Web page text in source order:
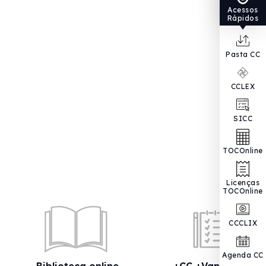
Acessos
Rápidos
Pasta CC
CCLEX
SICC
TOCOnline
Licenças
TOCOnline
CCCLIX
Agenda CC